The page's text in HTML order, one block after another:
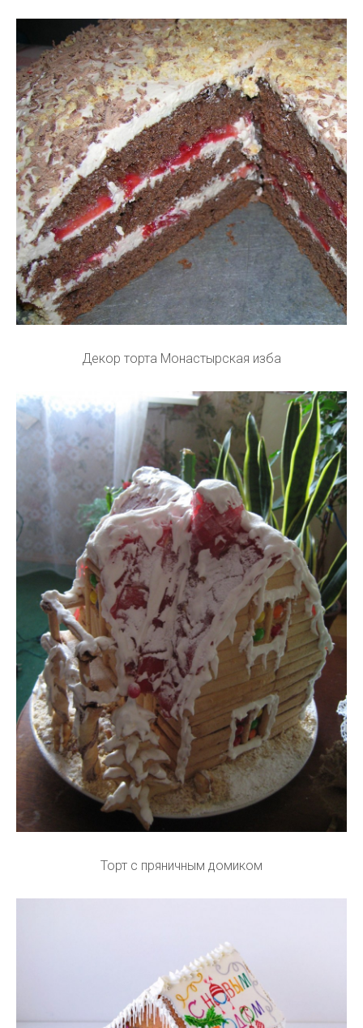
Декор торта Монастырская изба
Торт с пряничным домиком